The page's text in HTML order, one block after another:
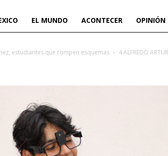
EL MUNDO ACONTECER OPINIÓN
estudiantes que rompen esquemas 4 ALFREDO